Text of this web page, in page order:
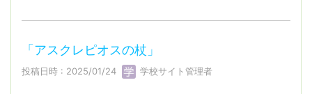
「アスクレピオスの杖」
投稿日時 : 2025/01/24 学校サイト管理者